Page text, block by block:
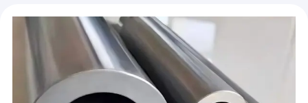
Kalite Kontrolü
Bizimle İletişim
Üstün performans için sıkı toleranslı dikişsiz mekanik tüpümüzle tutarlı ve çelik boru
Endüstriyel 34MnB5 Çelik Karbon Dikişsiz Çelik Boru